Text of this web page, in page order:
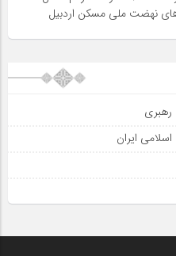
نهضت ملی مسکن اردبیل
رهبری
ایران